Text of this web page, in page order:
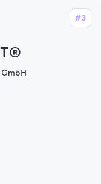
#3